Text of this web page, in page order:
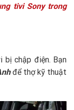
tivi Sony trong
bị chập điện. Bạn
để thợ kỹ thuật